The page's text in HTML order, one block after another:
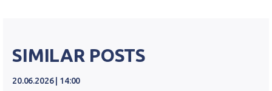
SIMILAR POSTS
20.06.2026 | 14:00